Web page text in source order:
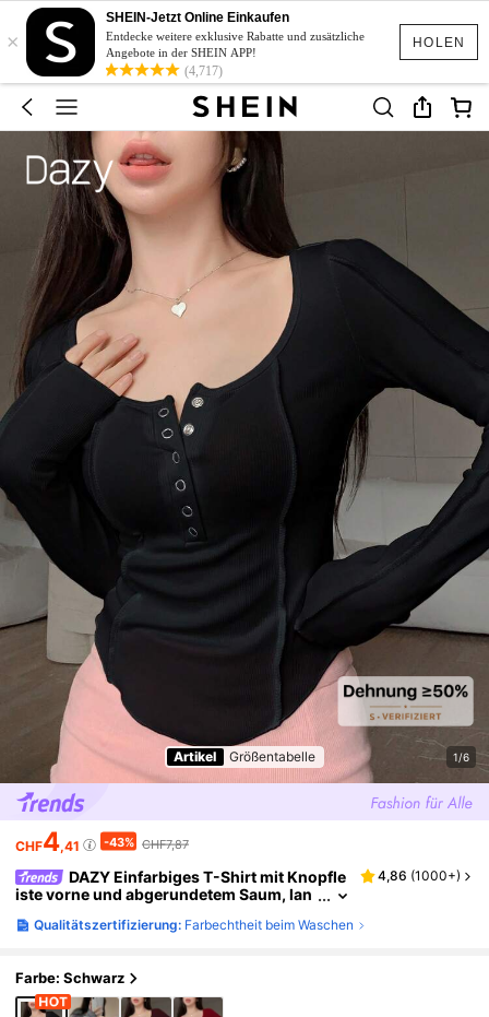
HOLEN
×
SHEIN-Jetzt Online Einkaufen
Entdecke weitere exklusive Rabatte und zusätzliche
Angebote in der SHEIN APP!
(4,717)
Artikel Größentabelle 1/6
CHF4,41 -43% CHF7,87
DAZY Einfarbiges T-Shirt mit Knopfle
iste vorne und abgerundetem Saum, lan
4,86 (1000+)
Qualitätszertifizierung: Farbechtheit beim Waschen
Farbe: Schwarz